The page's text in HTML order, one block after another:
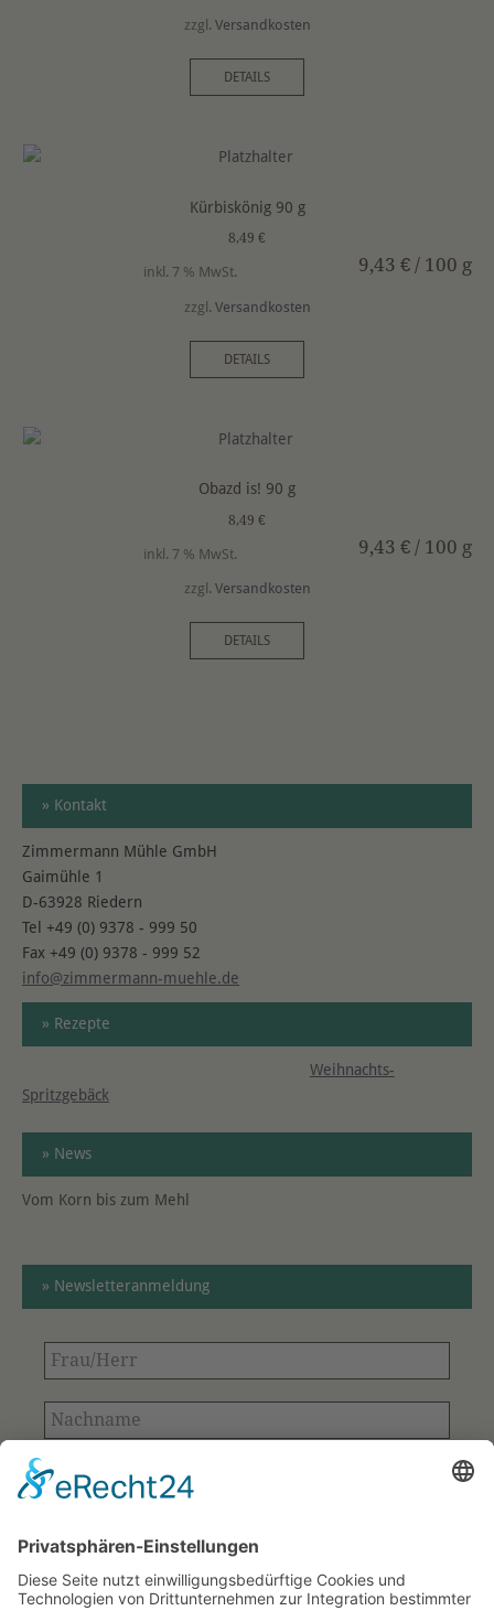
zzgl. Versandkosten
DETAILS
Kürbiskönig 90 g
8,49 €
9,43 € / 100 g
inkl. 7 % MwSt.
zzgl. Versandkosten
DETAILS
Obazd is! 90 g
8,49 €
9,43 € / 100 g
inkl. 7 % MwSt.
zzgl. Versandkosten
DETAILS
» Kontakt
Zimmermann Mühle GmbH
Gaimühle 1
D-63928 Riedern
Tel +49 (0) 9378 - 999 50
Fax +49 (0) 9378 - 999 52
info@zimmermann-muehle.de
» Rezepte
Weihnachts-
Spritzgebäck
» News
Vom Korn bis zum Mehl
» Newsletteranmeldung
Frau/Herr
Nachname
E-
Mail-
*
Ihre Kontaktdaten aus dem Anmeldeformular
werden ausschließlich für den Versand des
Newsletters verwendet und gespeichert